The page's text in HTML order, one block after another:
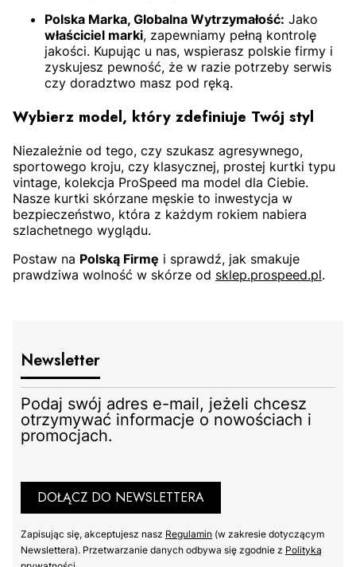
Polska Marka, Globalna Wytrzymałość: Jako
właściciel marki, zapewniamy pełną kontrolę
jakości. Kupując u nas, wspierasz polskie firmy i
zyskujesz pewność, że w razie potrzeby serwis
czy doradztwo masz pod ręką.
Wybierz model, który zdefiniuje Twój styl
Niezależnie od tego, czy szukasz agresywnego,
sportowego kroju, czy klasycznej, prostej kurtki typu
vintage, kolekcja ProSpeed ma model dla Ciebie.
Nasze kurtki skórzane męskie to inwestycja w
bezpieczeństwo, która z każdym rokiem nabiera
szlachetnego wyglądu.
Postaw na Polską Firmę i sprawdź, jak smakuje
prawdziwa wolność w skórze od sklep.prospeed.pl.
Newsletter
Podaj swój adres e-mail, jeżeli chcesz
otrzymywać informacje o nowościach i
promocjach.
DOŁĄCZ DO NEWSLETTERA
Zapisując się, akceptujesz nasz ​ Regulamin ​​​ (w zakresie dotyczącym
Newslettera). Przetwarzanie danych odbywa się zgodnie z ​ Polityką